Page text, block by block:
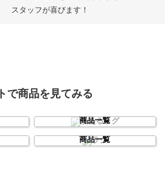
スタッフが喜びます！
で商品を見てみる
商品一覧
商品一覧